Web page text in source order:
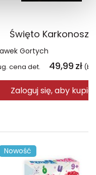
Święto Karkonoszy
Gortych
cena det. 49,99 zł
Zaloguj się, aby kupić
Nowość